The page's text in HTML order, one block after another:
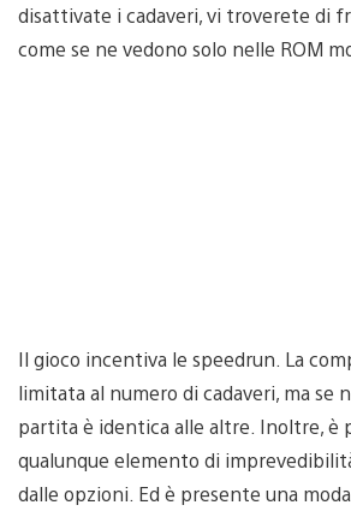
disattivate i cadaveri, vi troverete di
come se ne vedono solo nelle ROM
Il gioco incentiva le speedrun. La
limitata al numero di cadaveri, ma se
partita è identica alle altre. Inoltre, è
qualunque elemento di
dalle opzioni. Ed è presente una